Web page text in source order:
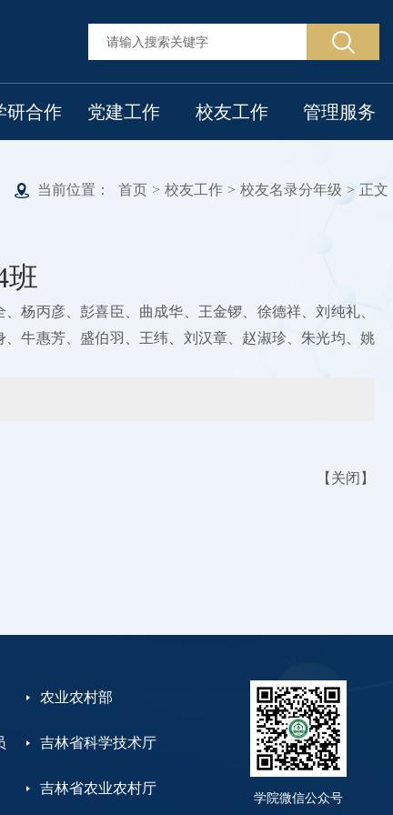
研合作 党建工作 校友工作 管理服务
当前位置： 首页 > 校友工作 > 校友名录分年级 > 正文
班
杨丙彦、彭喜臣、曲成华、王金锣、徐德祥、刘纯礼、
牛惠芳、盛伯羽、王纬、刘汉章、赵淑珍、朱光均、姚
【 关闭 】
农业农村部
吉林省科学技术厅
吉林省农业农村厅
学院微信公众号